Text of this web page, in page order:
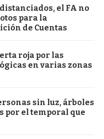
el FA no
para la
de Cuentas
roja por las
en varias zonas
sin luz, árboles
por el temporal que